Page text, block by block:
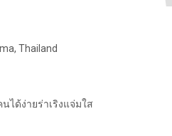
Thailand
ได้ง่ายร่าเริงแจ่มใส